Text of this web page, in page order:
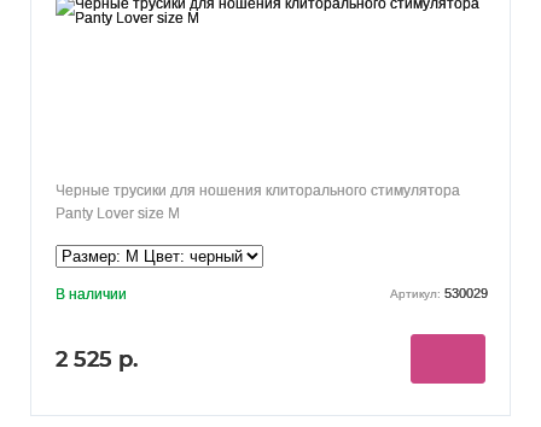
Черные трусики для ношения клиторального стимулятора
Panty Lover size M
В наличии Артикул: 530029
2 525 р.